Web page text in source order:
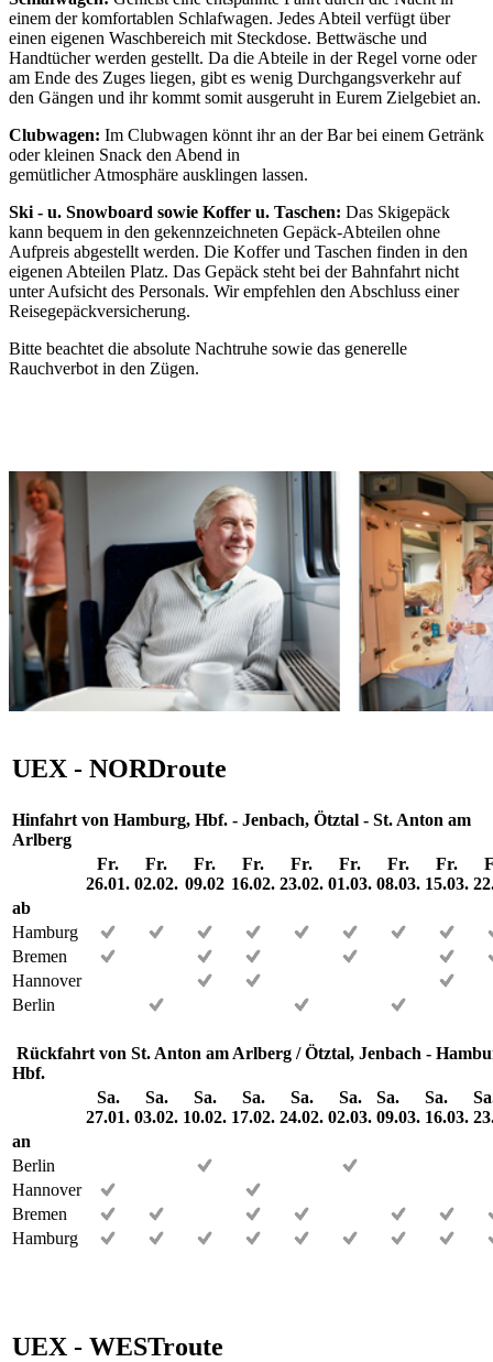
einem der komfortablen Schlafwagen. Jedes Abteil verfügt über
einen eigenen Waschbereich mit Steckdose. Bettwäsche und
Handtücher werden gestellt. Da die Abteile in der Regel vorne oder
am Ende des Zuges liegen, gibt es wenig Durchgangsverkehr auf
den Gängen und ihr kommt somit ausgeruht in Eurem Zielgebiet an.
Clubwagen: Im Clubwagen könnt ihr an der Bar bei einem Getränk
oder kleinen Snack den Abend in
gemütlicher Atmosphäre ausklingen lassen.
Ski - u. Snowboard sowie Koffer u. Taschen: Das Skigepäck
kann bequem in den gekennzeichneten Gepäck-Abteilen ohne
Aufpreis abgestellt werden. Die Koffer und Taschen finden in den
eigenen Abteilen Platz. Das Gepäck steht bei der Bahnfahrt nicht
unter Aufsicht des Personals. Wir empfehlen den Abschluss einer
Reisegepäckversicherung.
Bitte beachtet die absolute Nachtruhe sowie das generelle
Rauchverbot in den Zügen.
UEX - NORDroute
Hinfahrt von Hamburg, Hbf. - Jenbach, Ötztal - St. Anton am
Arlberg
Fr.
26.01.
Fr.
02.02.
Fr.
09.02
Fr.
16.02.
Fr.
23.02.
Fr.
01.03.
Fr.
08.03.
Fr.
15.03.
ab
Hamburg
Bremen
Hannover
Berlin
Rückfahrt von St. Anton am Arlberg / Ötztal, Jenbach -
Hbf.
Sa.
27.01.
Sa.
03.02.
Sa.
10.02.
Sa.
17.02.
Sa.
24.02.
Sa.
02.03.
Sa.
09.03.
Sa.
16.03.
an
Berlin
Hannover
Bremen
Hamburg
UEX - WESTroute